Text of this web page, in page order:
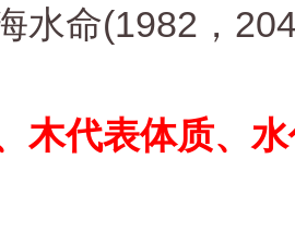
水命(1982，
木代表体质、